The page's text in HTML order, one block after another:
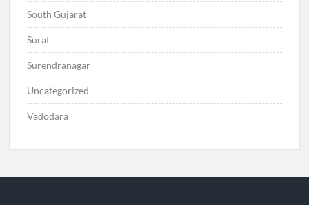
South Gujarat
Surat
Surendranagar
Uncategorized
Vadodara